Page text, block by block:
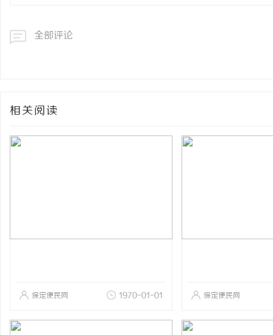
全部评论
相关阅读
保定便民网 1970-01-01 保定便民网